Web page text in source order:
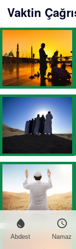
water_drop
Abdest
schedule
Namaz
Vaktin